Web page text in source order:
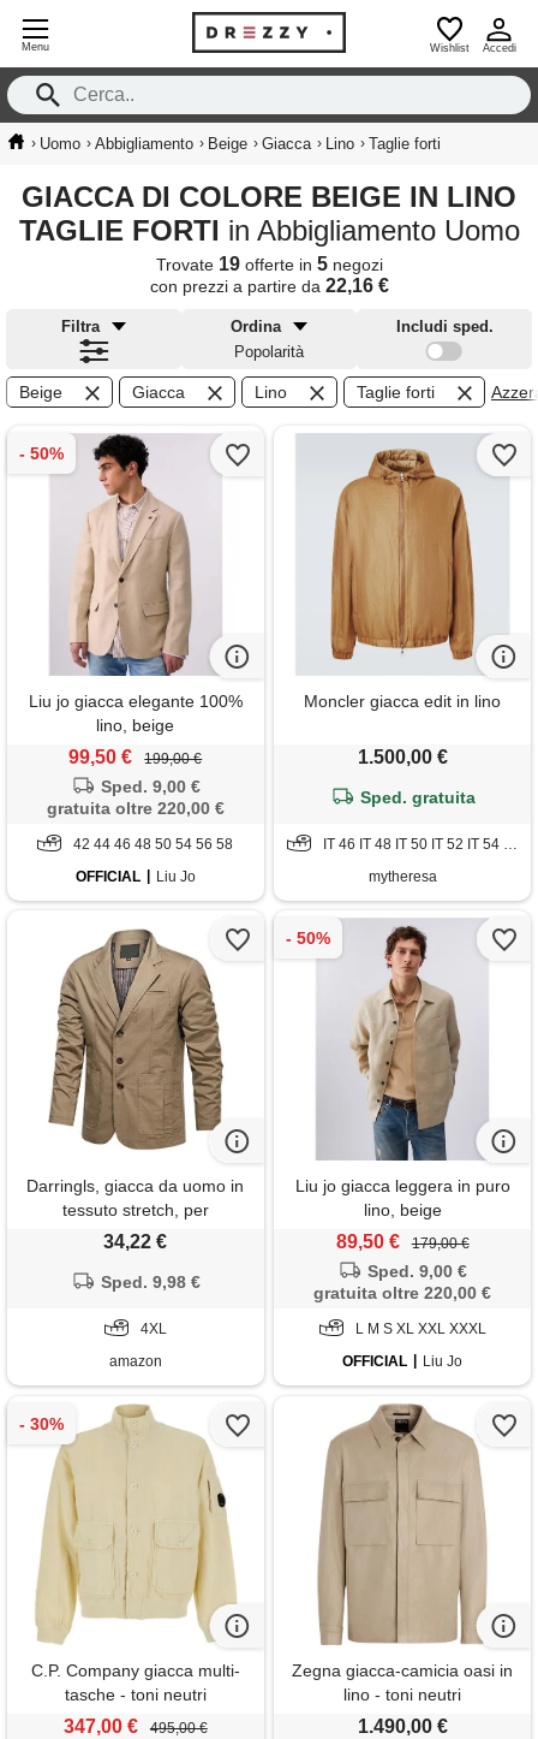
Menu Wishlist Accedi
› Uomo › Abbigliamento › Beige › Giacca › Lino › Taglie forti
GIACCA DI COLORE BEIGE IN LINO
TAGLIE FORTI in Abbigliamento Uomo
Trovate 19offerte in 5negozi
con prezzi a partire da 22,16 €
Filtra
Ordina
Popolarità
Includi sped.
Beige Giacca Lino Taglie forti
Liu jo giacca elegante 100%
lino, beige
99,50 € 199,00 €
Sped. 9,00 €
gratuita oltre 220,00 €
42 44 46 48 50 54 56 58
OFFICIAL
Liu Jo
Moncler giacca edit in lino
1.500,00 €
Sped. gratuita
IT 46 IT 48 IT 50 IT 52 IT 54 IT 56 IT 58
mytheresa
Darringls, giacca da uomo in
tessuto stretch, per
matrimonio, taglie grandi,
sottile, leggera, 4xl, in lino,
estiva, moderna, sportiva,
vestibilità
34,22 €
Sped. 9,98 €
4XL
amazon
Liu jo giacca leggera in puro
lino, beige
89,50 € 179,00 €
Sped. 9,00 €
gratuita oltre 220,00 €
L M S XL XXL XXXL
OFFICIAL
Liu Jo
C.P. Company giacca multi-
tasche - toni neutri
347,00 € 495,00 €
Zegna giacca-camicia oasi in
lino - toni neutri
1.490,00 €